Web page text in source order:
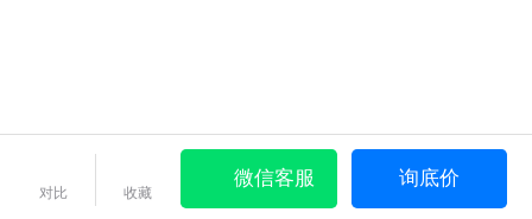
对比 收藏
微信客服 询底价